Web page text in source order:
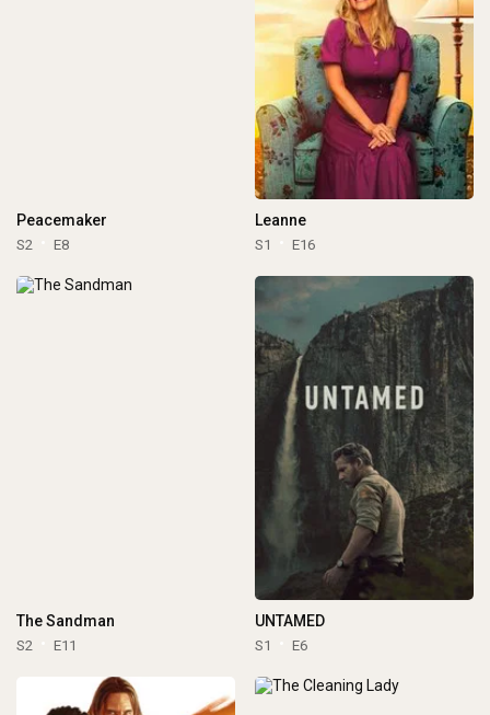
Peacemaker
S2 E8
Leanne
S1 E16
The Sandman
S2 E11
UNTAMED
S1 E6